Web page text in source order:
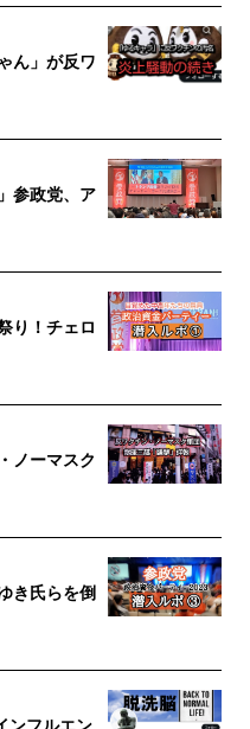
ん」が反ワ
参政党、ア
り！チェロ
ノーマスク
き氏らを倒
ンフルエン